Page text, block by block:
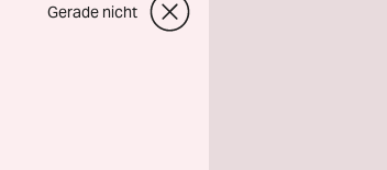
Gerade nicht